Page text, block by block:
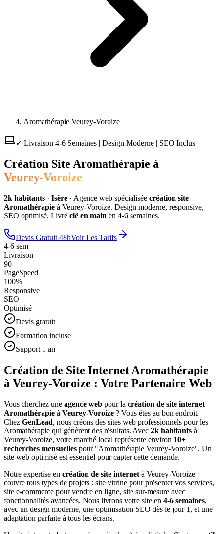
Aromathérapie Veurey-Voroize
✓ Livraison 4-6 Semaines | Design Moderne | SEO Inclus
Création Site Aromathérapie à
Veurey-Voroize
2k habitants · Isère · Agence web spécialisée création site
Aromathérapie à Veurey-Voroize. Design moderne, responsive,
SEO optimisé. Livré clé en main en 4-6 semaines.
Devis Gratuit 48hVoir Les Tarifs
4-6 sem
Livraison
90+
PageSpeed
100%
Responsive
SEO
Optimisé
Devis gratuit
Formation incluse
Support 1 an
Création de Site Internet Aromathérapie
à Veurey-Voroize : Votre Partenaire Web
Vous cherchez une agence web pour la création de site internet
Aromathérapie à Veurey-Voroize ? Vous êtes au bon endroit.
Chez GenLead, nous créons des sites web professionnels pour les
Aromathérapie qui génèrent des résultats. Avec 2k habitants à
Veurey-Voroize, votre marché local représente environ 10+
recherches mensuelles pour "Aromathérapie Veurey-Voroize". Un
site web optimisé est essentiel pour capter cette demande.
Notre expertise en création de site internet à Veurey-Voroize
couvre tous types de projets : site vitrine pour présenter vos services,
site e-commerce pour vendre en ligne, site sur-mesure avec
fonctionnalités avancées. Nous livrons votre site en 4-6 semaines,
avec un design moderne, une optimisation SEO dès le jour 1, et une
adaptation parfaite à tous les écrans.